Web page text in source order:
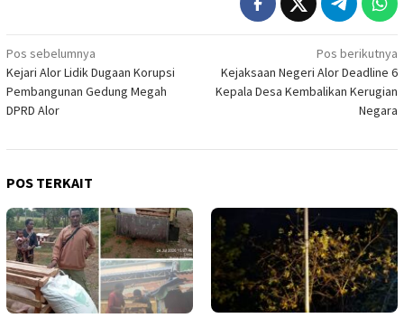
Navigasi
pos
Pos sebelumnya
Kejari Alor Lidik Dugaan Korupsi
Pembangunan Gedung Megah
DPRD Alor
Pos berikutnya
Kejaksaan Negeri Alor Deadline 6
Kepala Desa Kembalikan Kerugian
Negara
POS TERKAIT